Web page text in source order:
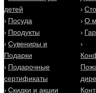
детей
Посуда
Продукты
Сувениры и
Подарки
Подарочные
сертификаты
Скидки и акции
О